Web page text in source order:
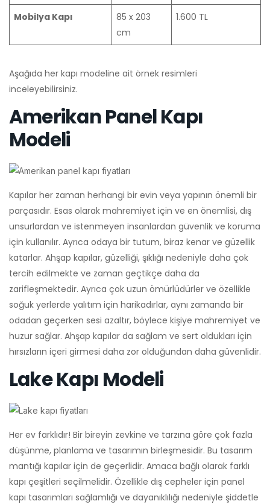
Mobilya Kapı
85 x 203
cm
1.600 TL
Aşağıda her kapı modeline ait örnek resimleri
inceleyebilirsiniz.
Amerikan Panel Kapı
Modeli
Kapılar her zaman herhangi bir evin veya yapının önemli bir
parçasıdır. Esas olarak mahremiyet için ve en önemlisi, dış
unsurlardan ve istenmeyen insanlardan güvenlik ve koruma
için kullanılır. Ayrıca odaya bir tutum, biraz kenar ve güzellik
katarlar. Ahşap kapılar, güzelliği, şıklığı nedeniyle daha çok
tercih edilmekte ve zaman geçtikçe daha da
zarifleşmektedir. Ayrıca çok uzun ömürlüdürler ve özellikle
soğuk yerlerde yalıtım için harikadırlar, aynı zamanda bir
odadan geçerken sesi azaltır, böylece kişiye mahremiyet ve
huzur sağlar. Ahşap kapılar da sağlam ve sert oldukları için
hırsızların içeri girmesi daha zor olduğundan daha güvenlidir.
Lake Kapı Modeli
Her ev farklıdır! Bir bireyin zevkine ve tarzına göre çok fazla
düşünme, planlama ve tasarımın birleşmesidir. Bu tasarım
mantığı kapılar için de geçerlidir. Amaca bağlı olarak farklı
kapı çeşitleri seçilmelidir. Özellikle dış cepheler için panel
kapı tasarımları sağlamlığı ve dayanıklılığı nedeniyle şiddetle